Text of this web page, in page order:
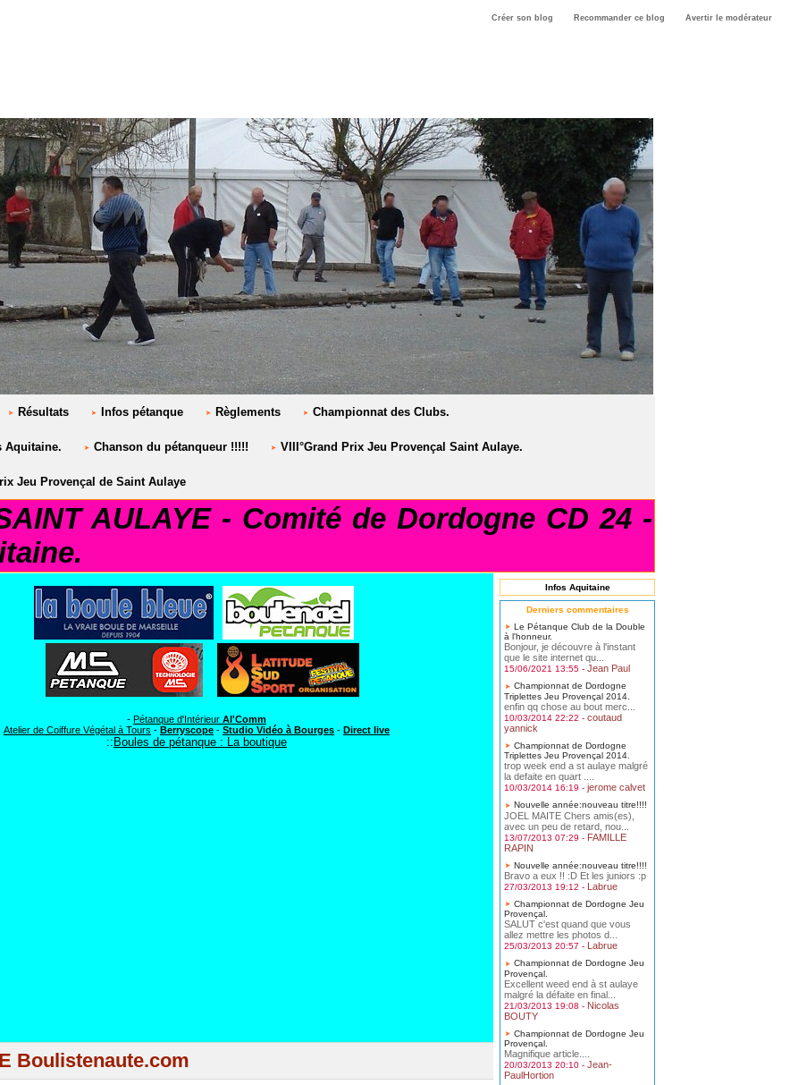
Créer son blog Recommander ce blog Avertir le modérateur
Résultats Infos pétanque Règlements Championnat des Clubs.
Aquitaine. Chanson du pétanqueur !!!!! VIII°Grand Prix Jeu Provençal Saint Aulaye.
Jeu Provençal de Saint Aulaye
AULAYE - Comité de Dordogne CD 24 -
- Pétanque d'Intérieur Al'Comm
Atelier de Coiffure Végétal à Tours - Berryscope - Studio Vidéo à Bourges - Direct live
:: Boules de pétanque : La boutique
Boulistenaute.com
Infos Aquitaine
Derniers commentaires
Le Pétanque Club de la Double
à l'honneur.
Bonjour, je découvre à l'instant
que le site internet qu...
15/06/2021 13:55 - Jean Paul
Championnat de Dordogne
Triplettes Jeu Provençal 2014.
enfin qq chose au bout merc...
10/03/2014 22:22 - coutaud
yannick
Championnat de Dordogne
Triplettes Jeu Provençal 2014.
trop week end a st aulaye malgré
la defaite en quart ....
10/03/2014 16:19 - jerome calvet
Nouvelle année:nouveau titre!!!!
JOEL MAITE Chers amis(es),
avec un peu de retard, nou...
13/07/2013 07:29 - FAMILLE
RAPIN
Nouvelle année:nouveau titre!!!!
Bravo a eux !! :D Et les juniors :p
27/03/2013 19:12 - Labrue
Championnat de Dordogne Jeu
Provençal.
SALUT c'est quand que vous
allez mettre les photos d...
25/03/2013 20:57 - Labrue
Championnat de Dordogne Jeu
Provençal.
Excellent weed end à st aulaye
malgré la défaite en final...
21/03/2013 19:08 - Nicolas
BOUTY
Championnat de Dordogne Jeu
Provençal.
Magnifique article....
20/03/2013 20:10 - Jean-
PaulHortion